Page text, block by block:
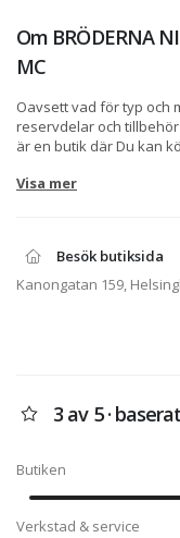
Om BRÖDERNA
MC
Oavsett vad för typ och
reservdelar och
är en butik där Du kan
intresse motorcyklar i
Butiken har ett
det.
Visa mer
Besök butiksida
Kanongatan 159,
3 av 5 ·
Butiken
Verkstad & service